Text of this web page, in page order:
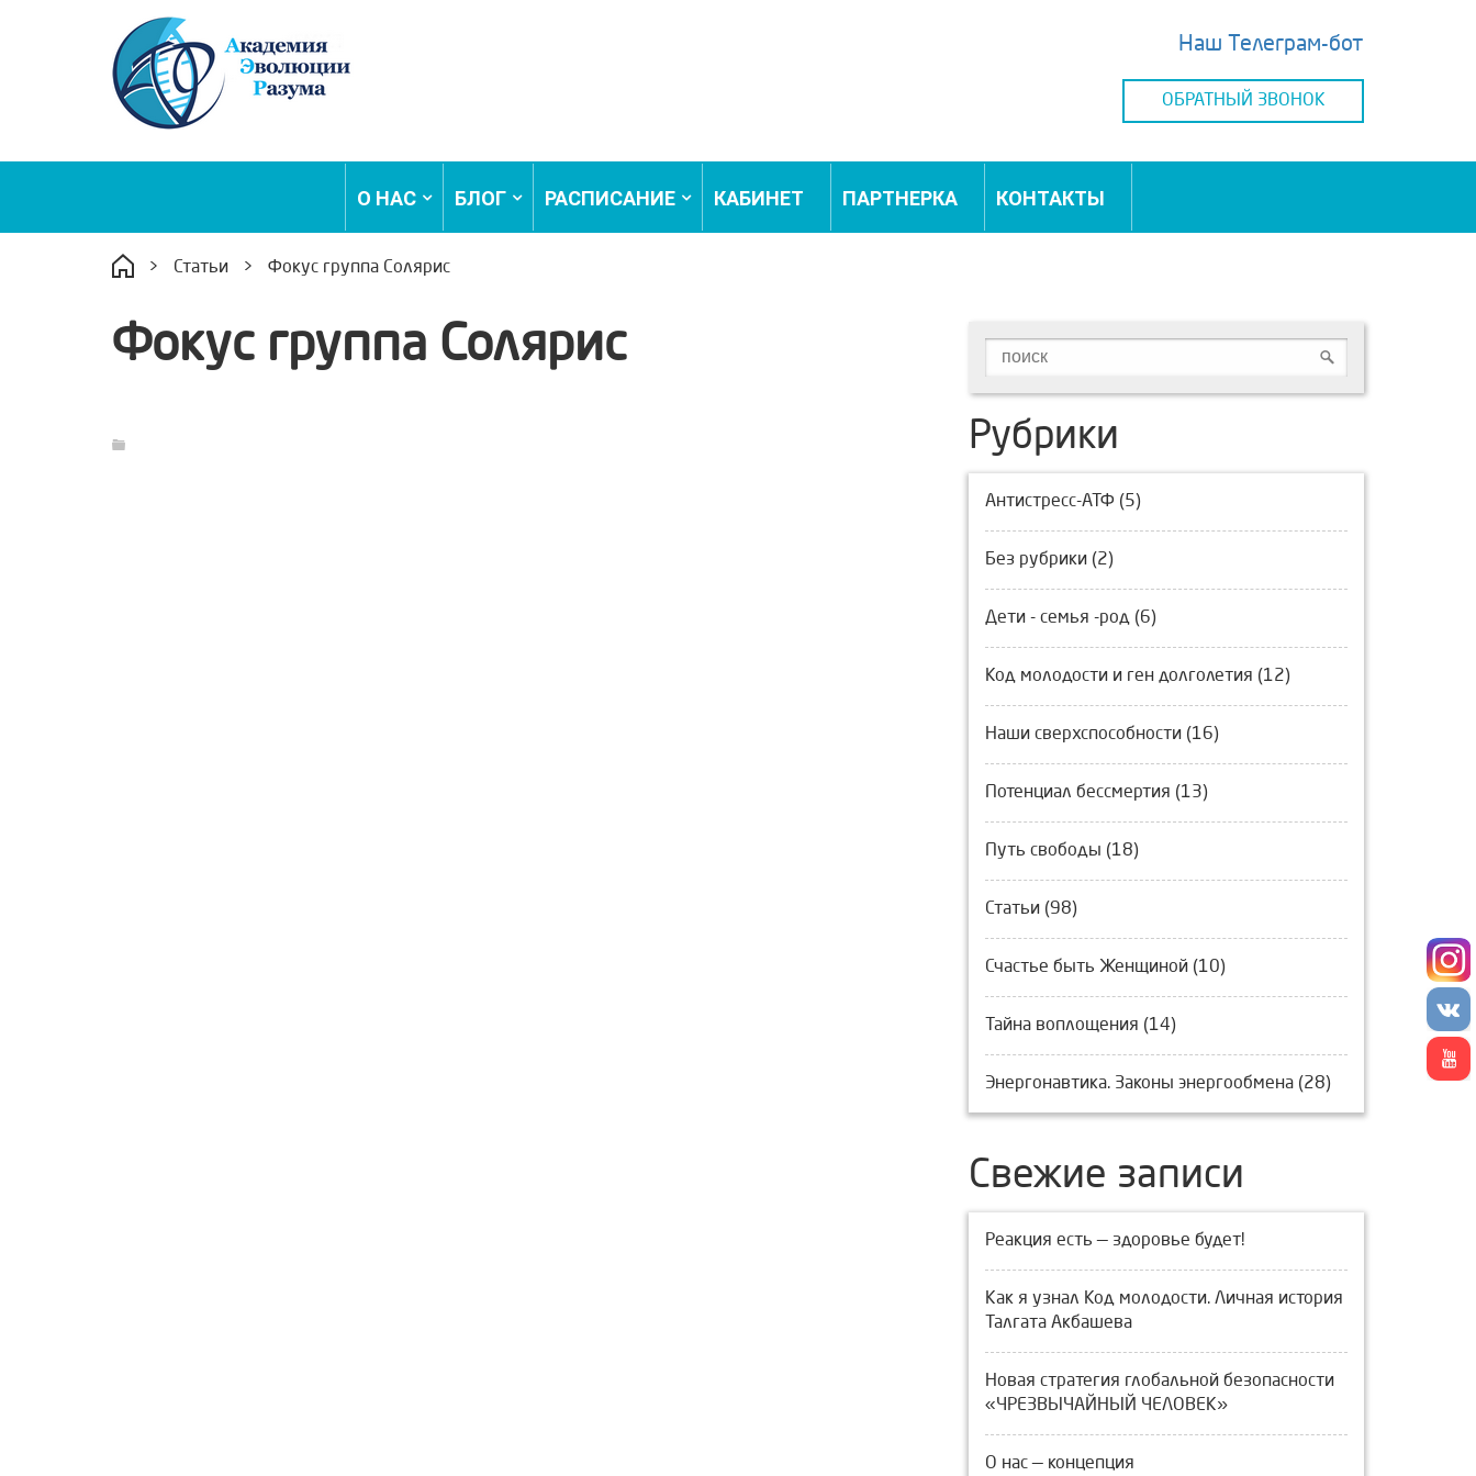
Наш Телеграм-бот
ОБРАТНЫЙ ЗВОНОК
О НАС БЛОГ РАСПИСАНИЕ КАБИНЕТ ПАРТНЕРКА КОНТАКТЫ
> Статьи > Фокус группа Солярис
Фокус группа Солярис
Рубрики
Антистресс-АТФ (5)
Без рубрики (2)
Дети - семья -род (6)
Код молодости и ген долголетия (12)
Наши сверхспособности (16)
Потенциал бессмертия (13)
Путь свободы (18)
Статьи (98)
Счастье быть Женщиной (10)
Тайна воплощения (14)
Энергонавтика. Законы энергообмена (28)
Свежие записи
Реакция есть — здоровье будет!
Как я узнал Код молодости. Личная история
Талгата Акбашева
Новая стратегия глобальной безопасности
«ЧРЕЗВЫЧАЙНЫЙ ЧЕЛОВЕК»
О нас — концепция